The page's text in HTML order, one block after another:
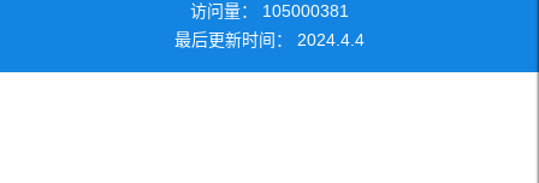
访问量： 105000381
最后更新时间： 2024 4 4